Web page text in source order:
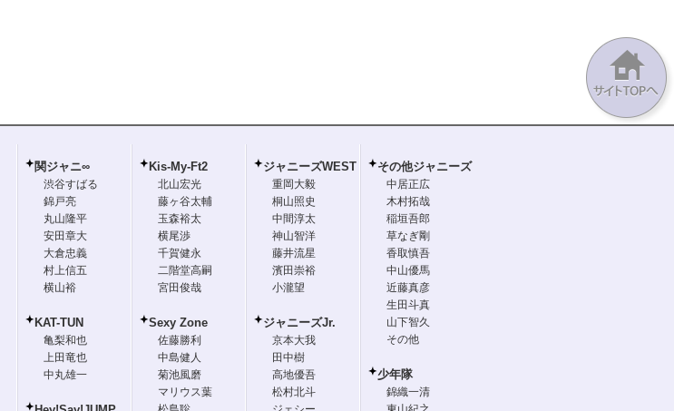
関ジャニ∞
渋谷すばる
錦戸亮
丸山隆平
安田章大
大倉忠義
村上信五
横山裕
KAT-TUN
亀梨和也
上田竜也
中丸雄一
Kis-My-Ft2
北山宏光
藤ヶ谷太輔
玉森裕太
横尾渉
千賀健永
二階堂高嗣
宮田俊哉
Sexy Zone
佐藤勝利
中島健人
菊池風磨
マリウス葉
ジャニーズWEST
重岡大毅
桐山照史
中間淳太
神山智洋
藤井流星
濱田崇裕
小瀧望
ジャニーズJr.
京本大我
田中樹
高地優吾
松村北斗
その他ジャニーズ
中居正広
木村拓哉
稲垣吾郎
草なぎ剛
香取慎吾
中山優馬
近藤真彦
生田斗真
山下智久
その他
少年隊
錦織一清